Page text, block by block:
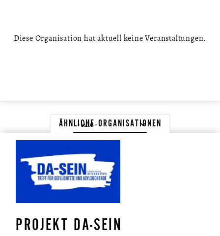
Diese Organisation hat aktuell keine Veranstaltungen.
ÄHNLICHE ORGANISATIONEN
PROJEKT DA-SEIN